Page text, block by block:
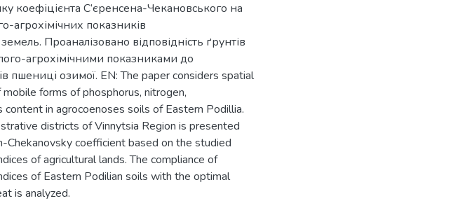
коефіцієнта С’єренсена-Чекановського на
агрохімічних показників
Проаналізовано відповідність ґрунтів
агрохімічними показниками до
пшениці озимої. EN: The paper considers spatial
forms of phosphorus, nitrogen,
content in agrocoenoses soils of Eastern Podillia.
districts of Vinnytsia Region is presented
Chekanovsky coefficient based on the studied
of agricultural lands. The compliance of
of Eastern Podilian soils with the optimal
is analyzed.